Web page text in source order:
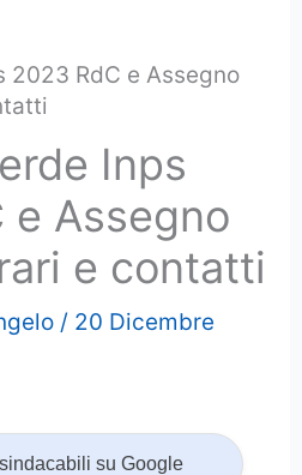
2023 RdC e Assegno
Inps
e Assegno
e contatti
/ 20 Dicembre
su Google